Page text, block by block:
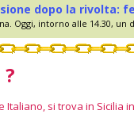
dopo la rivolta:
Oggi, intorno alle 14.30,
Italiano, si trova in Sicilia